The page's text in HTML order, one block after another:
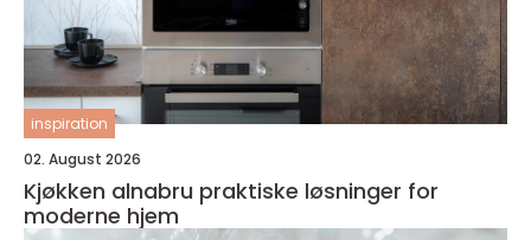
inspiration
02. August 2026
Kjøkken alnabru praktiske løsninger for
moderne hjem